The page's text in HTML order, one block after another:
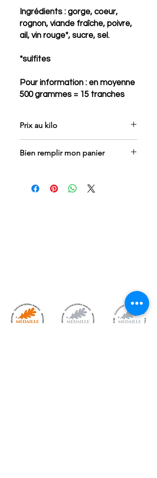
Ingrédients : gorge, coeur,
rognon, viande fraîche, poivre,
ail, vin rouge*, sucre, sel.
*sulfites
Pour information : en moyenne
500 grammes = 15 tranches
Prix au kilo
Bien remplir mon panier
Choisir la quantité : 1,2,3...